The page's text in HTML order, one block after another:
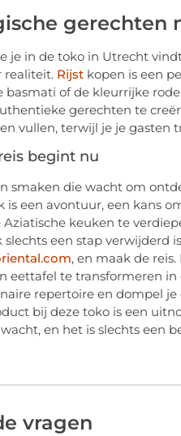
gerechten
je in de toko in Utrecht
realiteit. Rijstkopen is een
basmati of de kleurrijke
gerechten te
vullen, terwijl je je gasten
begint nu
smaken die wacht om
is een avontuur, een kans
Aziatische keuken te
slechts een stap verwijderd
, en maak de
eettafel te transformeren
repertoire en dompel
bij deze toko is een
en het is slechts een
vragen